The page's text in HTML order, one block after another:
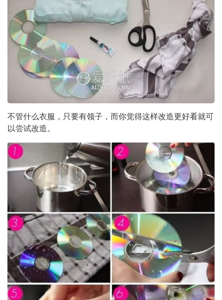
不管什么衣服，只要有领子，而你觉得这样改造更好看就可
以尝试改造。